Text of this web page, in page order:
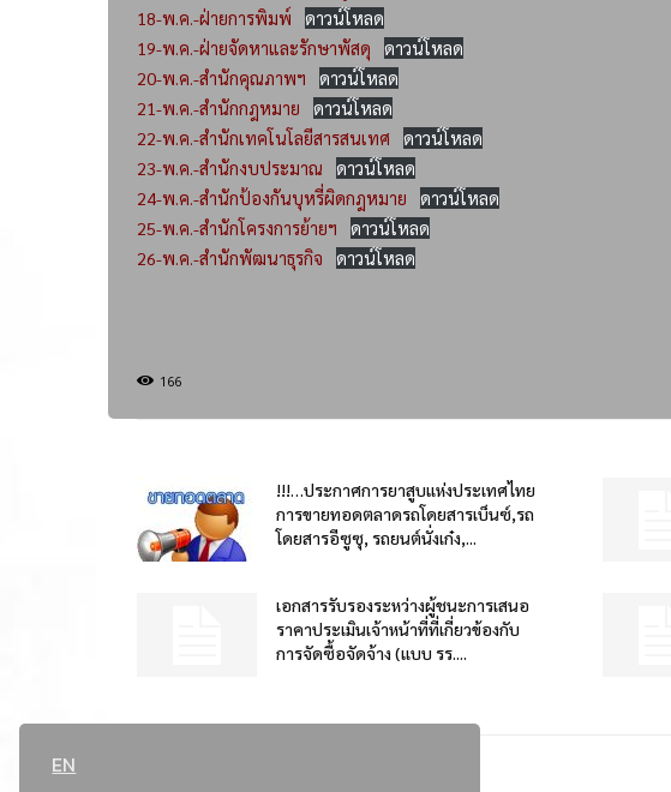
EN
18-พ.ค.-ฝ่ายการพิมพ์
ดาวน์โหลด
19-พ.ค.-ฝ่ายจัดหาและรักษาพัสดุ
ดาวน์โหลด
20-พ.ค.-สำนักคุณภาพฯ
ดาวน์โหลด
21-พ.ค.-สำนักกฎหมาย
ดาวน์โหลด
22-พ.ค.-สำนักเทคโนโลยีสารสนเทศ
ดาวน์โหลด
23-พ.ค.-สำนักงบประมาณ
ดาวน์โหลด
24-พ.ค.-สำนักป้องกันบุหรี่ผิดกฎหมาย
ดาวน์โหลด
25-พ.ค.-สำนักโครงการย้ายฯ
ดาวน์โหลด
26-พ.ค.-สำนักพัฒนาธุรกิจ
ดาวน์โหลด
166
!!!…ประกาศการยาสูบแห่งประเทศไทย
การขายทอดตลาดรถโดยสารเบ็นซ์,รถ
โดยสารอีซูซุ, รถยนต์นั่งเก๋ง,...
เอกสารรับรองระหว่างผู้ชนะการเสนอ
ราคาประเมินเจ้าหน้าที่ที่เกี่ยวข้องกับ
การจัดซื้อจัดจ้าง (แบบ รร....